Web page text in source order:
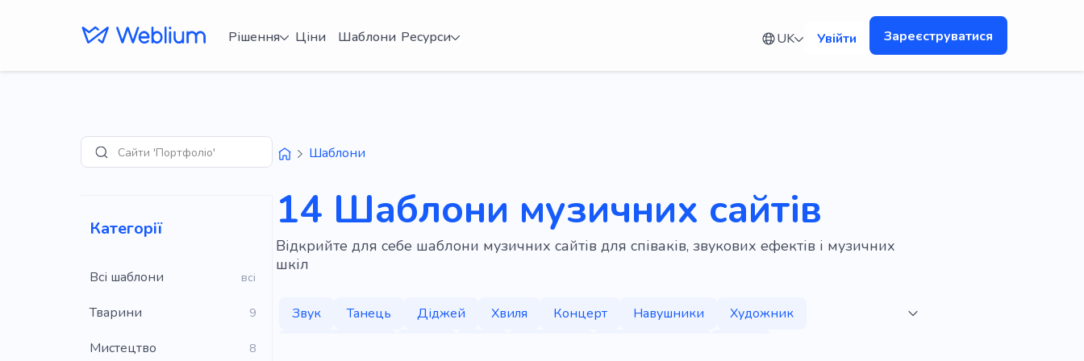
Рішення Ціни Шаблони Ресурси UK Увійти Зареєструватися
ПошукСайти 'Портфоліо'
Категорії
Всі шаблони всі
Тварини 9
Мистецтво 8
Шаблони
14 Шаблони музичних сайтів
Відкрийте для себе шаблони музичних сайтів для співаків, звукових ефектів і музичних
шкіл
Звук Танець Діджей Хвиля Концерт Навушники
Художник